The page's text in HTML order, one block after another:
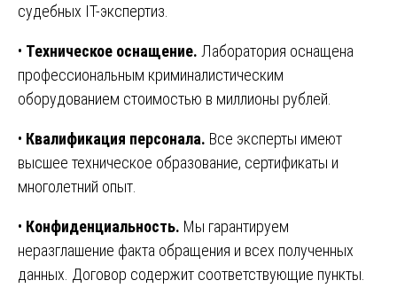
судебных IT-экспертиз.
• Техническое оснащение. Лаборатория оснащена
профессиональным криминалистическим
оборудованием стоимостью в миллионы рублей.
• Квалификация персонала. Все эксперты имеют
высшее техническое образование, сертификаты и
многолетний опыт.
• Конфиденциальность. Мы гарантируем
неразглашение факта обращения и всех полученных
данных. Договор содержит соответствующие пункты.